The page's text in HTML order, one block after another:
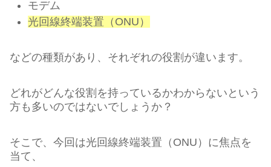
モデム
光回線終端装置（ONU）
などの種類があり、それぞれの役割が違います。
どれがどんな役割を持っているかわからないという
方も多いのではないでしょうか？
そこで、今回は光回線終端装置（ONU）に焦点を
当て、